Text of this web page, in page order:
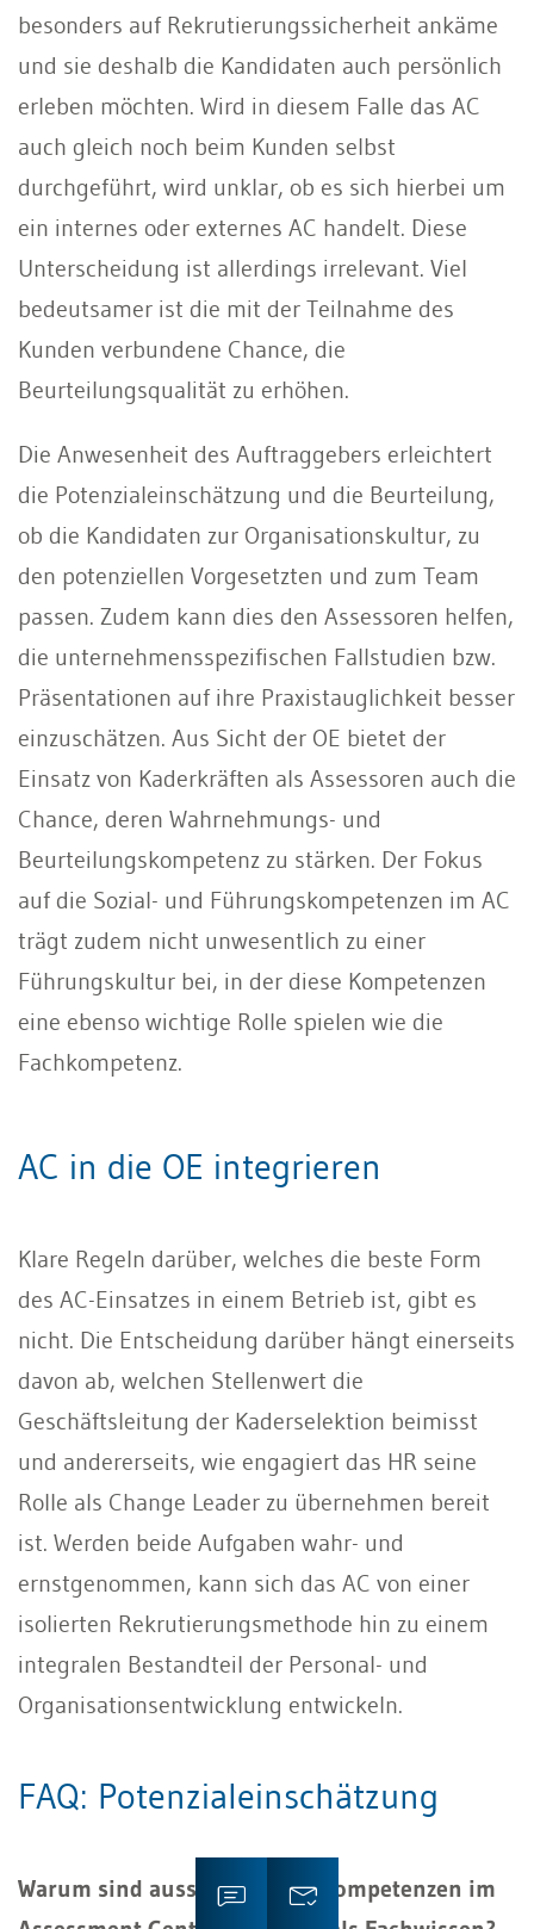
besonders auf Rekrutierungssicherheit ankäme
und sie deshalb die Kandidaten auch persönlich
erleben möchten. Wird in diesem Falle das AC
auch gleich noch beim Kunden selbst
durchgeführt, wird unklar, ob es sich hierbei um
ein internes oder externes AC handelt. Diese
Unterscheidung ist allerdings irrelevant. Viel
bedeutsamer ist die mit der Teilnahme des
Kunden verbundene Chance, die
Beurteilungsqualität zu erhöhen.
Die Anwesenheit des Auftraggebers erleichtert
die Potenzialeinschätzung und die Beurteilung,
ob die Kandidaten zur Organisationskultur, zu
den potenziellen Vorgesetzten und zum Team
passen. Zudem kann dies den Assessoren helfen,
die unternehmensspezifischen Fallstudien bzw.
Präsentationen auf ihre Praxistauglichkeit besser
einzuschätzen. Aus Sicht der OE bietet der
Einsatz von Kaderkräften als Assessoren auch die
Chance, deren Wahrnehmungs- und
Beurteilungskompetenz zu stärken. Der Fokus
auf die Sozial- und Führungskompetenzen im AC
trägt zudem nicht unwesentlich zu einer
Führungskultur bei, in der diese Kompetenzen
eine ebenso wichtige Rolle spielen wie die
Fachkompetenz.
AC in die OE integrieren
Klare Regeln darüber, welches die beste Form
des AC-Einsatzes in einem Betrieb ist, gibt es
nicht. Die Entscheidung darüber hängt einerseits
davon ab, welchen Stellenwert die
Geschäftsleitung der Kaderselektion beimisst
und andererseits, wie engagiert das HR seine
Rolle als Change Leader zu übernehmen bereit
ist. Werden beide Aufgaben wahr- und
ernstgenommen, kann sich das AC von einer
isolierten Rekrutierungsmethode hin zu einem
integralen Bestandteil der Personal- und
Organisationsentwicklung entwickeln.
FAQ: Potenzialeinschätzung
Warum sind ausserfachliche Kompetenzen im